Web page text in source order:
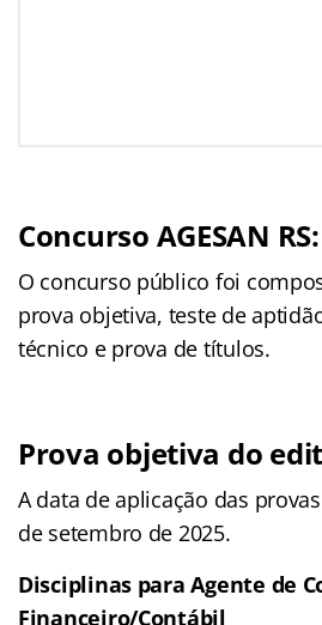
Concurso AGESAN
O concurso público foi
prova objetiva, teste de
técnico e prova de títulos.
Prova objetiva do
A data de aplicação das
de setembro de 2025.
Disciplinas para Agente de
Financeiro/Contábil